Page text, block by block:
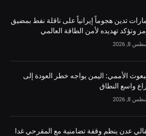
تدين هجوماً إيرانياً على ناقلة نفط بمضيق
وتؤكد تهديده لأمن الطاقة العالمي
8, 2026
الأممي: اليمن يواجه خطر العودة إلى
واسع النطاق
8, 2026
عدن ينظم وقفة تضامنية مع المقرحي غدا